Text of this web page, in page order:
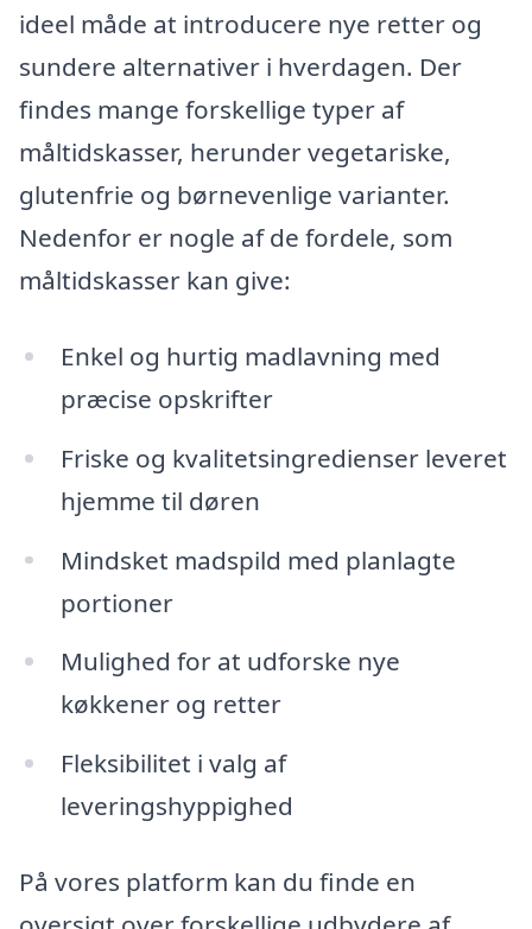
ideel måde at introducere nye retter og
sundere alternativer i hverdagen. Der
findes mange forskellige typer af
måltidskasser, herunder vegetariske,
glutenfrie og børnevenlige varianter.
Nedenfor er nogle af de fordele, som
måltidskasser kan give:
Enkel og hurtig madlavning med
præcise opskrifter
Friske og kvalitetsingredienser leveret
hjemme til døren
Mindsket madspild med planlagte
portioner
Mulighed for at udforske nye
køkkener og retter
Fleksibilitet i valg af
leveringshyppighed
På vores platform kan du finde en